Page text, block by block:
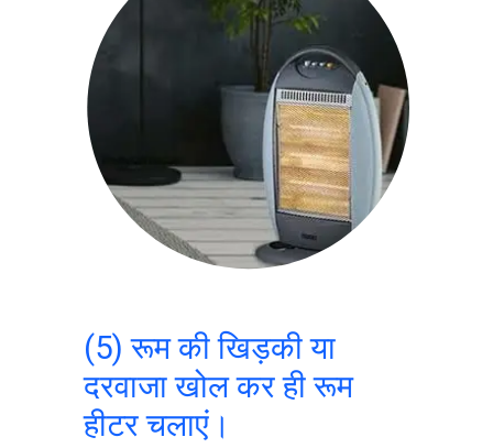
(5) रूम की खिड़की या
दरवाजा खोल कर ही रूम
हीटर चलाएं।